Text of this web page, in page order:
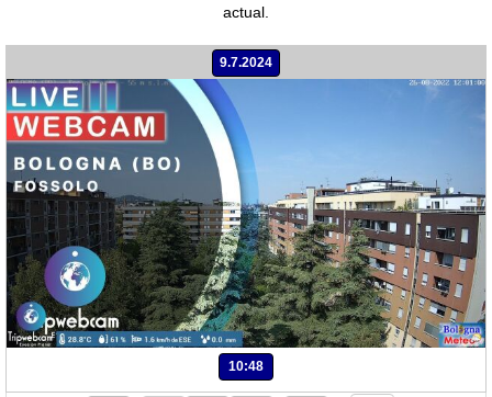
actual.
9.7.2024
10:48